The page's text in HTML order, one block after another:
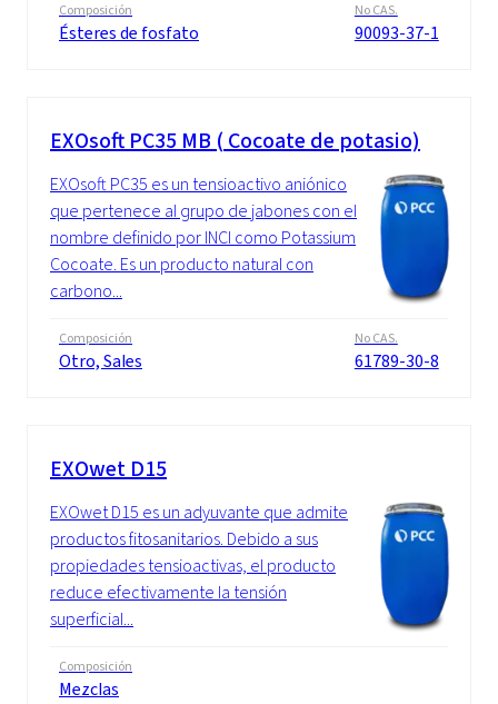
Composición
Ésteres de fosfato
No CAS.
90093-37-1
EXOsoft PC35 MB ( Cocoate de potasio)
EXOsoft PC35 es un tensioactivo aniónico
que pertenece al grupo de jabones con el
nombre definido por INCI como Potassium
Cocoate. Es un producto natural con
carbono...
Composición
Otro, Sales
No CAS.
61789-30-8
EXOwet D15
EXOwet D15 es un adyuvante que admite
productos fitosanitarios. Debido a sus
propiedades tensioactivas, el producto
reduce efectivamente la tensión
superficial...
Composición
Mezclas